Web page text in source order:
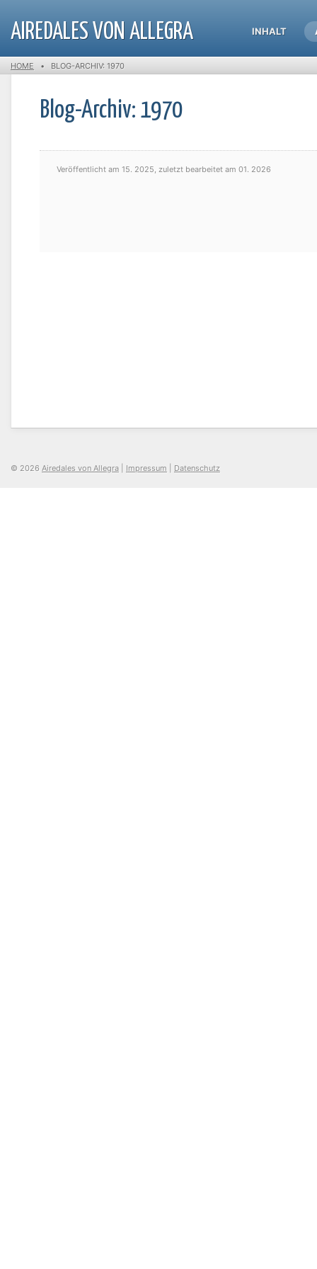
AIREDALES VON ALLEGRA INHALT
HOME • BLOG-ARCHIV: 1970
Blog-Archiv: 1970
Veröffentlicht am 15. 2025, zuletzt bearbeitet am 01. 2026
© 2026 Airedales von Allegra Impressum Datenschutz